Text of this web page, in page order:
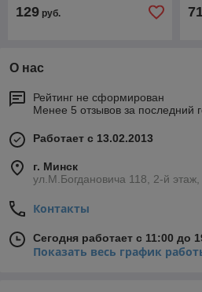
129 руб.
О нас
Рейтинг не сформирован
Менее 5 отзывов за последний
Работает с 13.02.2013
г. Минск
ул.М.Богдановича 118, 2-й
Контакты
Сегодня работает с 11:00 до
Показать весь график